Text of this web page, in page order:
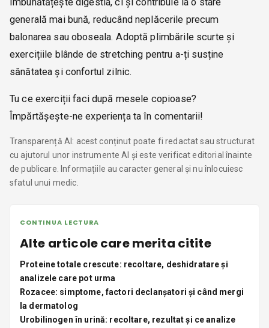
generală mai bună, reducând neplăcerile precum
balonarea sau oboseala. Adoptă plimbările scurte și
exercițiile blânde de stretching pentru a-ți susține
sănătatea și confortul zilnic.
Tu ce exerciții faci după mesele copioase?
Împărtășește-ne experiența ta în comentarii!
Transparență AI: acest conținut poate fi redactat sau structurat
cu ajutorul unor instrumente AI și este verificat editorial înainte
de publicare. Informațiile au caracter general și nu înlocuiesc
sfatul unui medic.
CONTINUA LECTURA
Alte articole care merita citite
Proteine totale crescute: recoltare, deshidratare și
analizele care pot urma
Rozacee: simptome, factori declanșatori și când mergi
la dermatolog
Urobilinogen în urină: recoltare, rezultat și ce analize